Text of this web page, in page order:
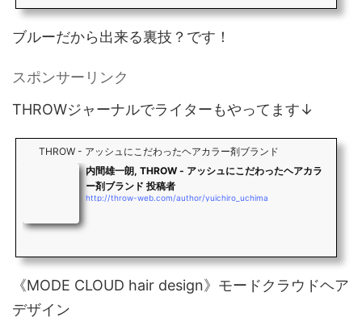
ブルーだから出来る裏技？です！
スポンサーリンク
THROWジャーナルでライターもやってます↓
THROW - アッシュにこだわったヘアカラー剤ブランド
内間雄一朗, THROW - アッシュにこだわったヘアカラ
ー剤ブランド 投稿者
http://throw-web.com/author/yuichiro_uchima
《MODE CLOUD hair design》モードクラウドヘア
デザイン